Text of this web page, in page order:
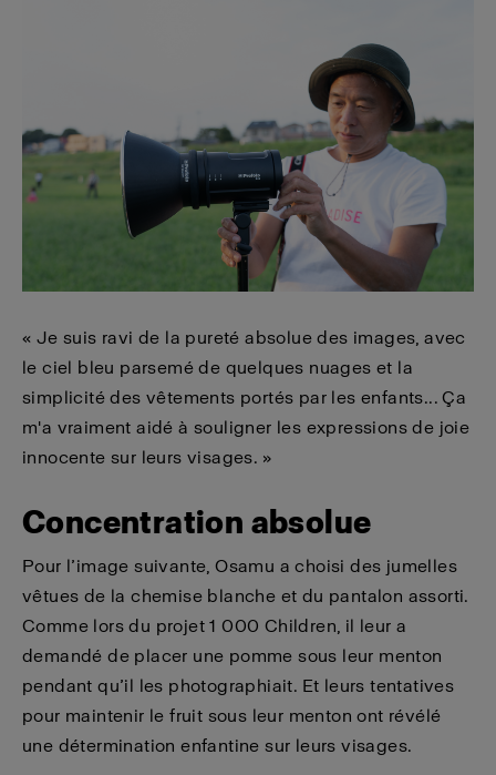
« Je suis ravi de la pureté absolue des images, avec
le ciel bleu parsemé de quelques nuages et la
simplicité des vêtements portés par les enfants... Ça
m'a vraiment aidé à souligner les expressions de joie
innocente sur leurs visages. »
Concentration absolue
Pour l’image suivante, Osamu a choisi des jumelles
vêtues de la chemise blanche et du pantalon assorti.
Comme lors du projet 1 000 Children, il leur a
demandé de placer une pomme sous leur menton
pendant qu’il les photographiait. Et leurs tentatives
pour maintenir le fruit sous leur menton ont révélé
une détermination enfantine sur leurs visages.